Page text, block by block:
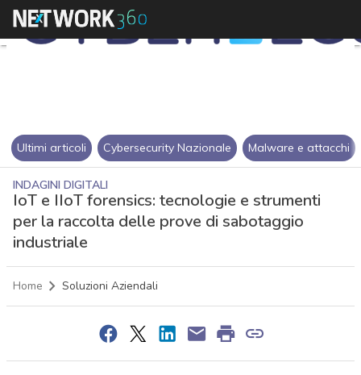
Ultimi articoli Cybersecurity Nazionale Malware e attacchi
INDAGINI DIGITALI
IoT e IIoT forensics: tecnologie e strumenti
per la raccolta delle prove di sabotaggio
industriale
Home Soluzioni Aziendali